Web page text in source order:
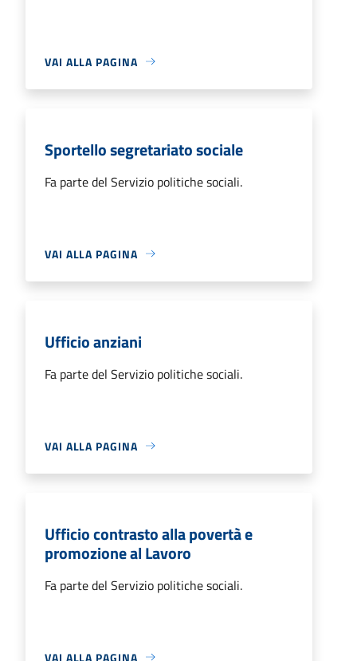
VAI ALLA PAGINA
Sportello segretariato sociale
Fa parte del Servizio politiche sociali.
VAI ALLA PAGINA
Ufficio anziani
Fa parte del Servizio politiche sociali.
VAI ALLA PAGINA
Ufficio contrasto alla povertà e
promozione al Lavoro
Fa parte del Servizio politiche sociali.
VAI ALLA PAGINA